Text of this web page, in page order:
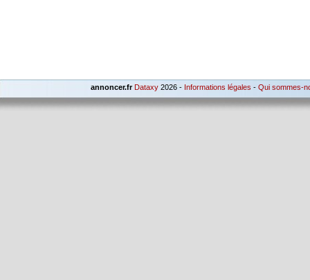
annoncer.fr Dataxy 2026 - Informations légales - Qui sommes-